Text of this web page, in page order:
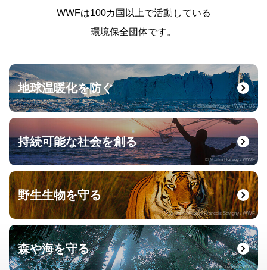
WWFは100カ国以上で活動している
環境保全団体です。
地球温暖化を防ぐ
© Elisabeth Kruger / WWF-US
持続可能な社会を創る
© Martin Harvey / WWF
野生生物を守る
© naturepl.com / Francois Savigny / WWF
森や海を守る
© Roger Leguen / WWF